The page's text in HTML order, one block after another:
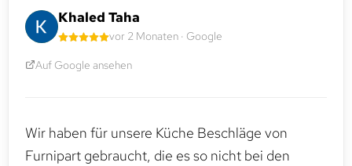
Khaled Taha
vor 2 Monaten · Google
Auf Google ansehen
Wir haben für unsere Küche Beschläge von
Furnipart gebraucht, die es so nicht bei den